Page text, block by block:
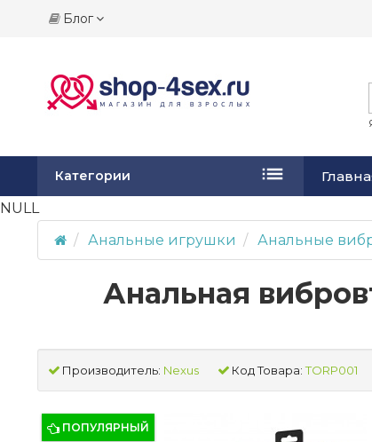
Блог
Категории
NULL
Анальные игрушки
Анальные
Анальная
Производитель: Nexus Код Товара: TORP001
ПОПУЛЯРНЫЙ